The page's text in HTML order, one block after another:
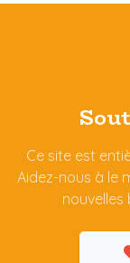
Ce site est
Aidez-nous à le
nouvelles